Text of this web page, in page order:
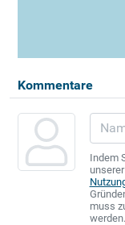
Kommentare
Indem
unserer
muss
werden.